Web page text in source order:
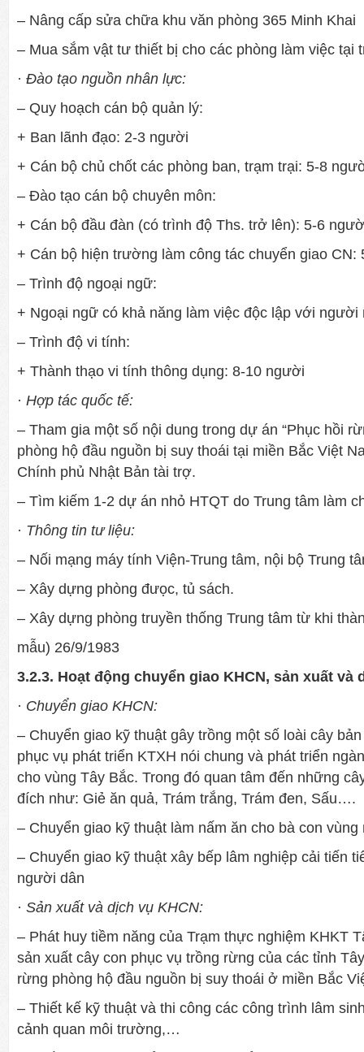
– Nâng cấp sửa chữa khu văn phòng 365 Minh Khai
– Mua sắm vật t­ư thiết bị cho các phòng làm việc tại
· Đào tạo nguồn nhân lực:
– Quy hoạch cán bộ quản lý:
+ Ban lãnh đạo: 2-3 ng­ười
+ Cán bộ chủ chốt các phòng ban, trạm trại: 5-8
– Đào tạo cán bộ chuyên môn:
+ Cán bộ đầu đàn (có trình độ Ths. trở lên): 5-6
+ Cán bộ hiện trư­ờng làm công tác chuyển giao CN:
– Trình độ ngoại ngữ:
+ Ngoại ngữ có khả năng làm việc độc lập với
– Trình độ vi tính:
+ Thành thạo vi tính thông dụng: 8-10 ngư­ời
· Hợp tác quốc tế:
– Tham gia một số nội dung trong dự án “Phục hồi
phòng hộ đầu nguồn bị suy thoái tại miền Bắc Việt
Chính phủ Nhật Bản tài trợ.
– Tìm kiếm 1-2 dự án nhỏ HTQT do Trung tâm làm
· Thông tin t­ư liệu:
– Nối mạng máy tính Viện-Trung tâm, nội bộ Trung
– Xây dựng phòng đưọc, tủ sách.
– Xây dựng phòng truyền thống Trung tâm từ khi
mẫu) 26/9/1983
3.2.3. Hoạt động chuyển giao KHCN, sản xuất và
· Chuyển giao KHCN:
– Chuyển giao kỹ thuật gây trồng một số loài cây
phục vụ phát triển KTXH nói chung và phát triển
cho vùng Tây Bắc. Trong đó quan tâm đến những
đích nh­ư: Giẻ ăn quả, Trám trắng, Trám đen, Sấu….
– Chuyển giao kỹ thuật làm nấm ăn cho bà con
– Chuyển giao kỹ thuật xây bếp lâm nghiệp cải tiến
ngư­ời dân
· Sản xuất và dịch vụ KHCN:
– Phát huy tiềm năng của Trạm thực nghiệm KHKT
sản xuất cây con phục vụ trồng rừng của các tỉnh
rừng phòng hộ đầu nguồn bị suy thoái ở miền Bắc
– Thiết kế kỹ thuật và thi công các công trình lâm
cảnh quan môi trường,…